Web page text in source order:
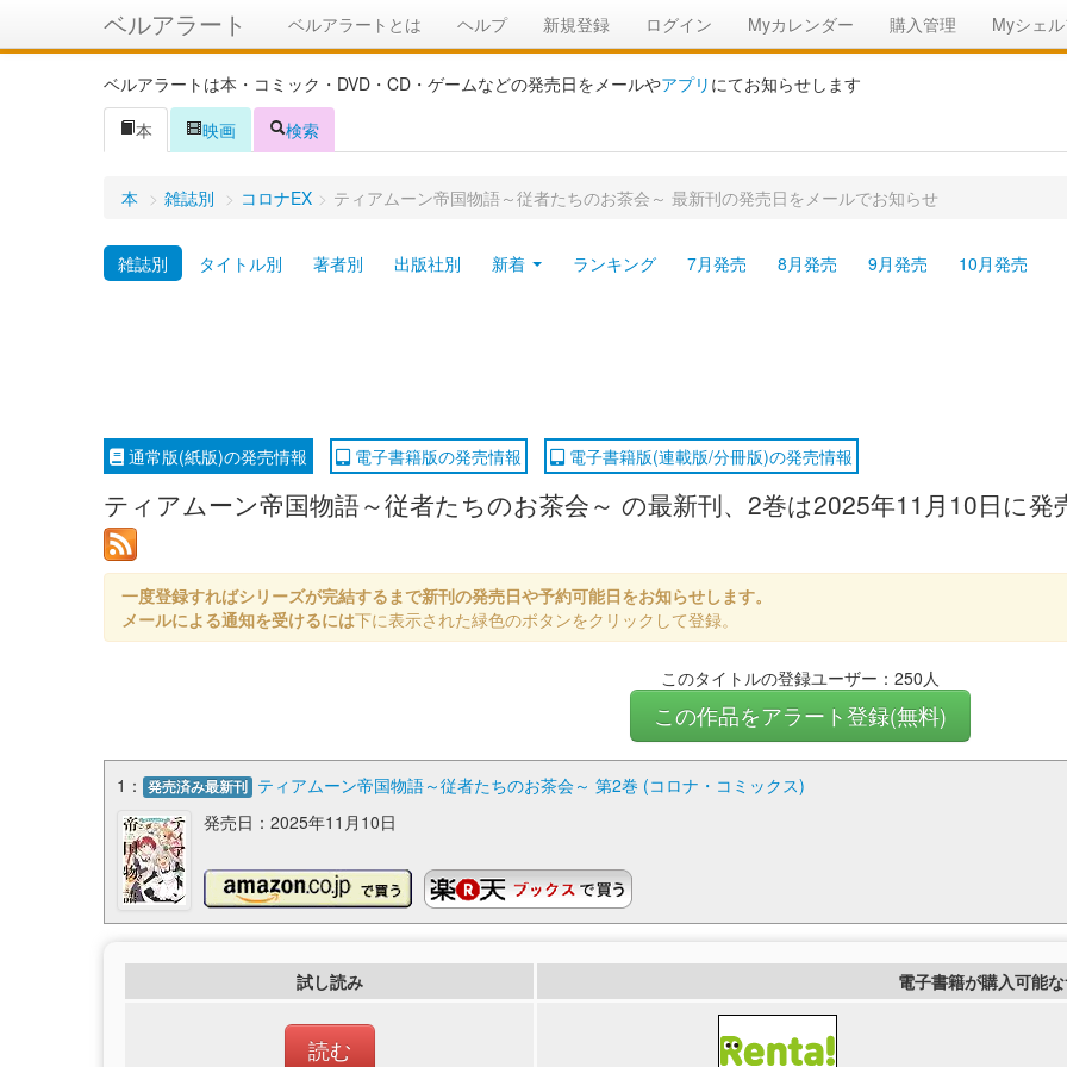
ベルアラート ベルアラートとは ヘルプ 新規登録 ログイン Myカレンダー 購入管理 Myシェ
ベルアラートは本・コミック・DVD・CD・ゲームなどの発売日をメールやアプリ にてお知らせします
本
映画 検索
本 > 雑誌別 > コロナEX > ティアムーン帝国物語～従者たちのお茶会～ 最新刊の発売日をメールでお知らせ
雑誌別 タイトル別 著者別 出版社別 新着 ランキング 7月発売 8月発売 9月発売 10月発売
通常版(紙版)の発売情報 電子書籍版の発売情報 電子書籍版(連載版/分冊版)の発売情報
ティアムーン帝国物語～従者たちのお茶会～ の最新刊、2巻は2025年11月10日に
一度登録すればシリーズが完結するまで新刊の発売日や予約可能日をお知らせします。
メールによる通知を受けるには下に表示された緑色のボタンをクリックして登録。
このタイトルの登録ユーザー：250人
この作品をアラート登録(無料)
1： 発売済み最新刊 ティアムーン帝国物語～従者たちのお茶会～ 第2巻 (コロナ・コミックス)
発売日：2025年11月10日
試し読み 電子書籍が購入可能
読む